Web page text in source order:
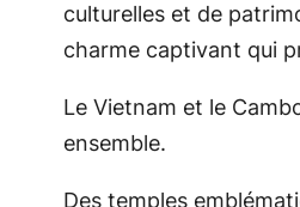
culturelles et de
charme captivant qui
Le Vietnam et le
ensemble.
Des temples